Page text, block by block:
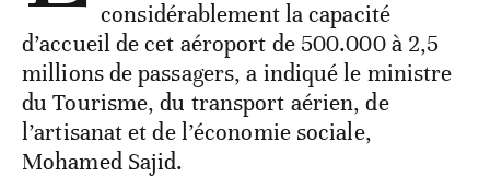
considérablement la capacité
d’accueil de cet aéroport de 500.000 à 2,5
millions de passagers, a indiqué le ministre
du Tourisme, du transport aérien, de
l’artisanat et de l’économie sociale,
Mohamed Sajid.